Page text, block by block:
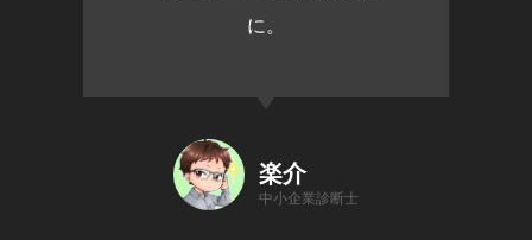
に。
楽介
中小企業診断士